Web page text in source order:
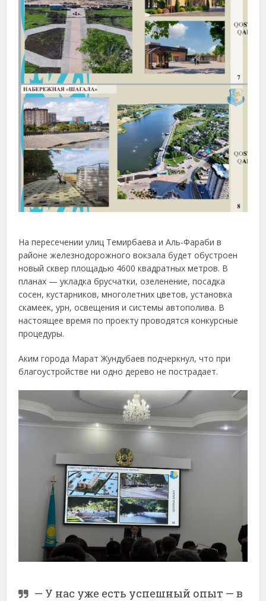
Напересеченииулиц ТемирбаеваиАль-Фарабив
районежелезнодорожноговокзалабудетобустроен
новыйскверплощадью 4600 квадратных метров. В
планах —укладкабрусчатки,озеленение,посадка
сосен,кустарников,многолетнихцветов,установка
скамеек,урн,освещенияисистемыавтополива. В
настоящеевремяпопроектупроводятсяконкурсные
процедуры.
Акимгорода МаратЖундубаевподчеркнул,чтопри
благоустройствениодно деревонепострадает.
— У нас уже есть успешный опыт —в